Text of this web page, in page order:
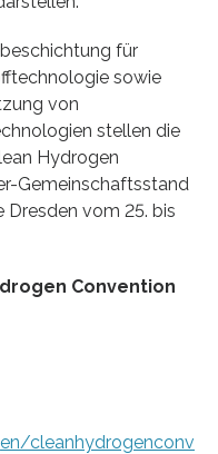
für
sowie
von
stellen die
Hydrogen
Gemeinschaftsstand
Dresden vom 25. bis
Convention
cleanhydrogenconv